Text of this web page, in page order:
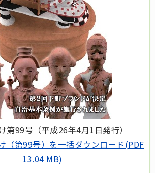
第99号（平成26年4月1日発行）
（第99号）を一括ダウンロード(PDF
13.04 MB)